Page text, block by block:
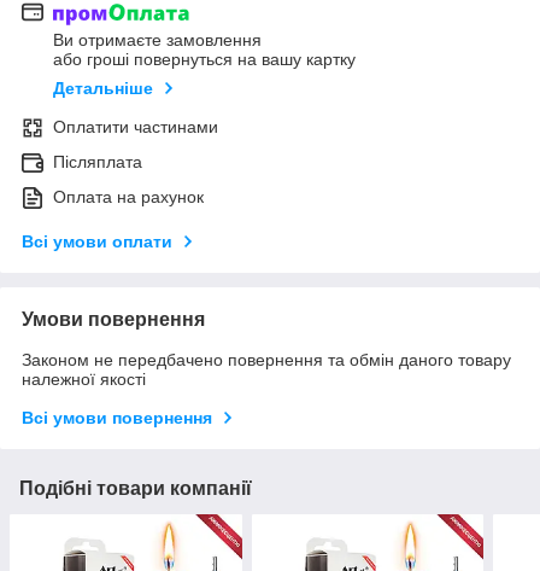
Ви отримаєте замовлення
або гроші повернуться на вашу картку
Детальніше
Оплатити частинами
Післяплата
Оплата на рахунок
Всі умови оплати
Умови повернення
Законом не передбачено повернення та обмін даного товару
належної якості
Всі умови повернення
Подібні товари компанії